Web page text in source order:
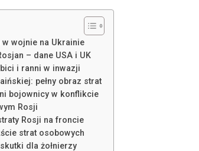
w wojnie na Ukrainie
– dane USA i UK
i ranni w inwazji
pełny obraz strat
bojownicy w konflikcie
Rosji
Rosji na froncie
strat osobowych
dla żołnierzy